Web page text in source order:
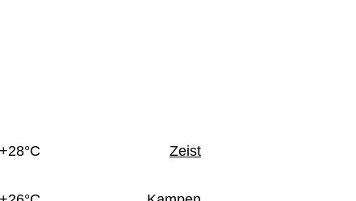
+28°C Zeist